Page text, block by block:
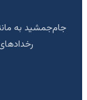
جام‌جمشید به